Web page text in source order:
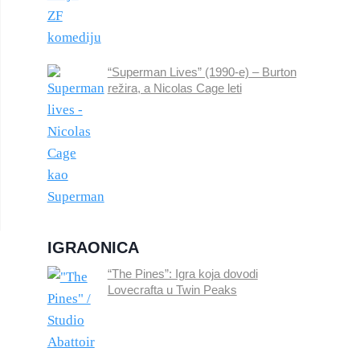
“Superman Lives” (1990-e) – Burton
režira, a Nicolas Cage leti
IGRAONICA
“The Pines”: Igra koja dovodi
Lovecrafta u Twin Peaks